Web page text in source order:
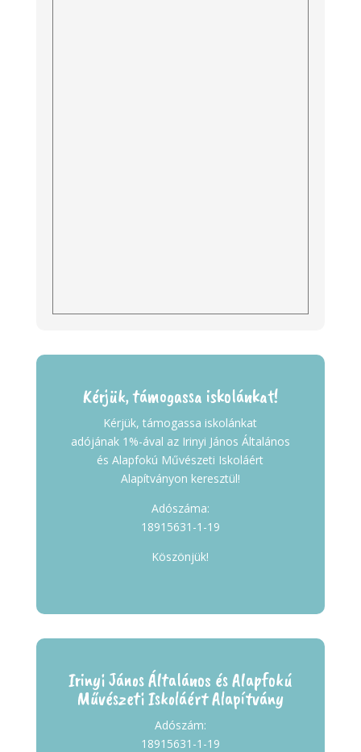
Kérjük, támogassa iskolánkat!
Kérjük, támogassa iskolánkat
adójának 1%-ával az Irinyi János Általános
és Alapfokú Művészeti Iskoláért
Alapítványon keresztül!
Adószáma:
18915631-1-19
Köszönjük!
Irinyi János Általános és Alapfokú
Művészeti Iskoláért Alapítvány
Adószám:
18915631-1-19